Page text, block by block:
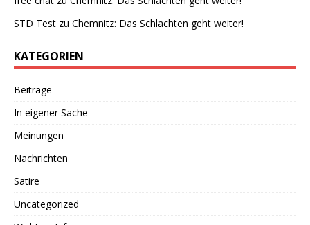
STD Test zu Chemnitz: Das Schlachten geht weiter!
KATEGORIEN
Beiträge
In eigener Sache
Meinungen
Nachrichten
Satire
Uncategorized